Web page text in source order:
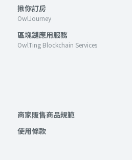
揪你訂房
OwlJourney
區塊鏈應用服務
OwlTing Blockchain Services
商家販售商品規範
使用條款